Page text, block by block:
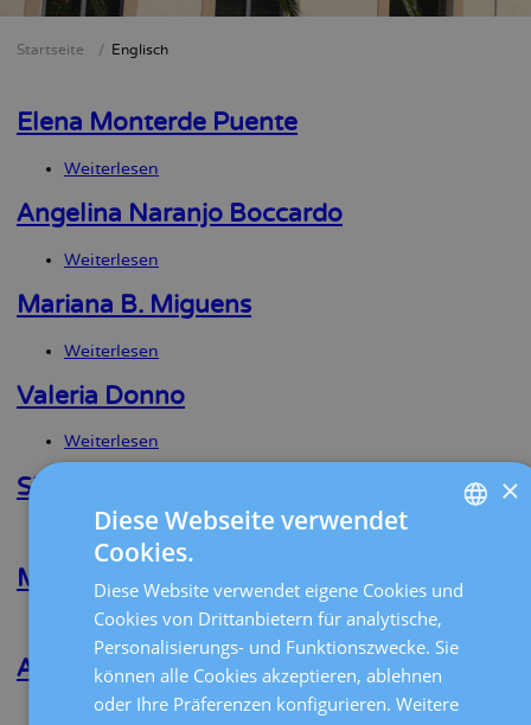
Startseite Englisch
Elena Monterde Puente
Weiterlesen
Monterde
Puente
Angelina Naranjo Boccardo
Weiterlesen
Naranjo
Boccardo
Mariana B. Miguens
Weiterlesen
B.
Miguens
Valeria Donno
Weiterlesen
Valeria
Silvia Cabrera Díaz
Weiterlesen über
Silvia
Díaz
Marta Roca Feliu
Weiterlesen über
Marta
Roca
Feliu
Adrián Moreno Ruiz
Weiterlesen über
CATALÀ
DEUTSCH
×
Diese Webseite verwendet
Cookies.
Diese Website verwendet eigene Cookies und
Cookies von Drittanbietern für analytische,
Personalisierungs- und Funktionszwecke. Sie
können alle Cookies akzeptieren, ablehnen
oder Ihre Präferenzen konfigurieren. Weitere